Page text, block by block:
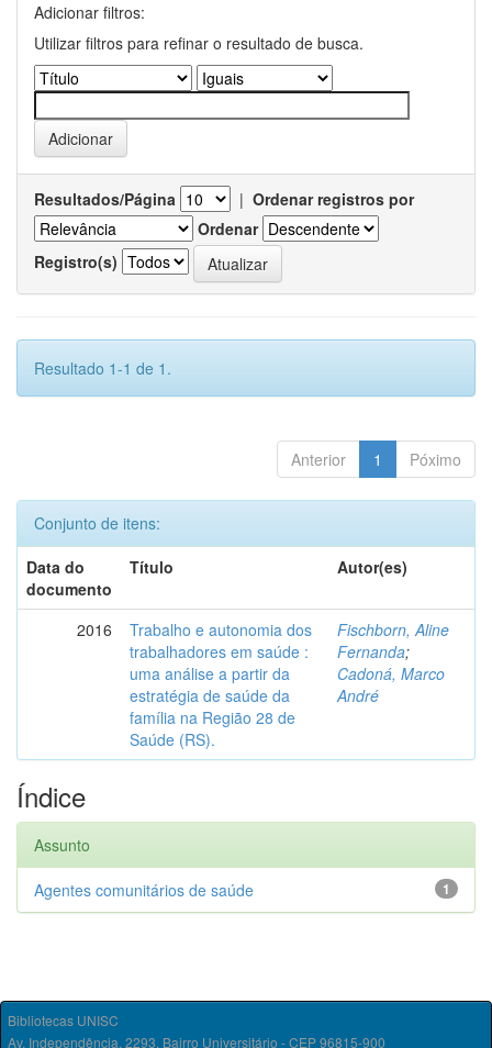
Adicionar filtros:
Utilizar filtros para refinar o resultado de busca.
Resultados/Página | Ordenar registros por
Ordenar
Registro(s)
Resultado 1-1 de 1.
Anterior 1 Póximo
Conjunto de itens:
Data do
documento
Título Autor(es)
2016
Trabalho e autonomia dos
trabalhadores em saúde :
uma análise a partir da
estratégia de saúde da
família na Região 28 de
Saúde (RS).
Fischborn, Aline
Fernanda;
Cadoná, Marco
André
Índice
Assunto
1
Agentes comunitários de saúde
Bibliotecas UNISC
Av. Independência, 2293, Bairro Universitário - CEP 96815-900